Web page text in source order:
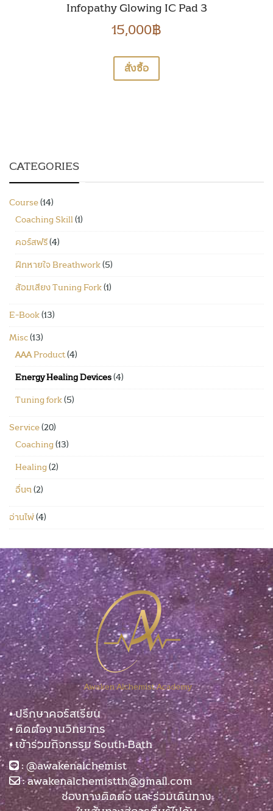
Infopathy Glowing IC Pad 3
15,000฿
สั่งซื้อ
CATEGORIES
Course (14)
Coaching Skill (1)
คอร์สฟรี (4)
ฝึกหายใจ Breathwork (5)
ส้อมเสียง Tuning Fork (1)
E-Book (13)
Misc (13)
AAA Product (4)
Energy Healing Devices (4)
Tuning fork (5)
Service (20)
Coaching (13)
Healing (2)
อื่นๆ (2)
อ่านไพ่ (4)
• ปรึกษาคอร์สเรียน
• ติดต่องานวิทยากร
• เข้าร่วมกิจกรรม South Bath
: @awakenalchemist
:awakenalchemistth@gmail.com
ช่องทางติดต่อ และร่วมเดินทาง